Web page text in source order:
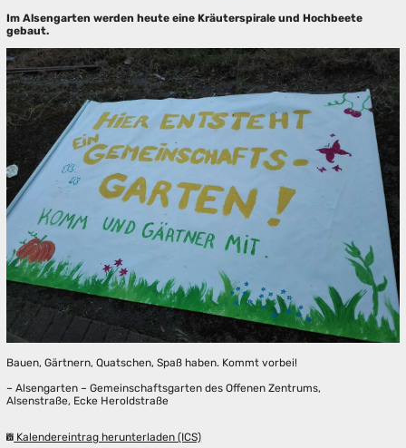
Im Alsengarten werden heute eine Kräuterspirale und Hochbeete
gebaut.
Bauen, Gärtnern, Quatschen, Spaß haben. Kommt vorbei!
– Alsengarten – Gemeinschaftsgarten des Offenen Zentrums,
Alsenstraße, Ecke Heroldstraße
Kalendereintrag herunterladen (ICS)